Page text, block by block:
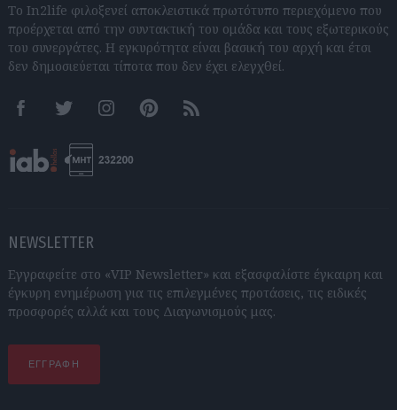
Το In2life φιλοξενεί αποκλειστικά πρωτότυπο περιεχόμενο που
προέρχεται από την συντακτική του ομάδα και τους εξωτερικούς
του συνεργάτες. Η εγκυρότητα είναι βασική του αρχή και έτσι
δεν δημοσιεύεται τίποτα που δεν έχει ελεγχθεί.
FacebookTwitter InstagramPinterestRSS feeds
NEWSLETTER
Εγγραφείτε στο «VIP Newsletter» και εξασφαλίστε έγκαιρη και
έγκυρη ενημέρωση για τις επιλεγμένες προτάσεις, τις ειδικές
προσφορές αλλά και τους Διαγωνισμούς μας.
ΕΓΓΡΑΦΗ